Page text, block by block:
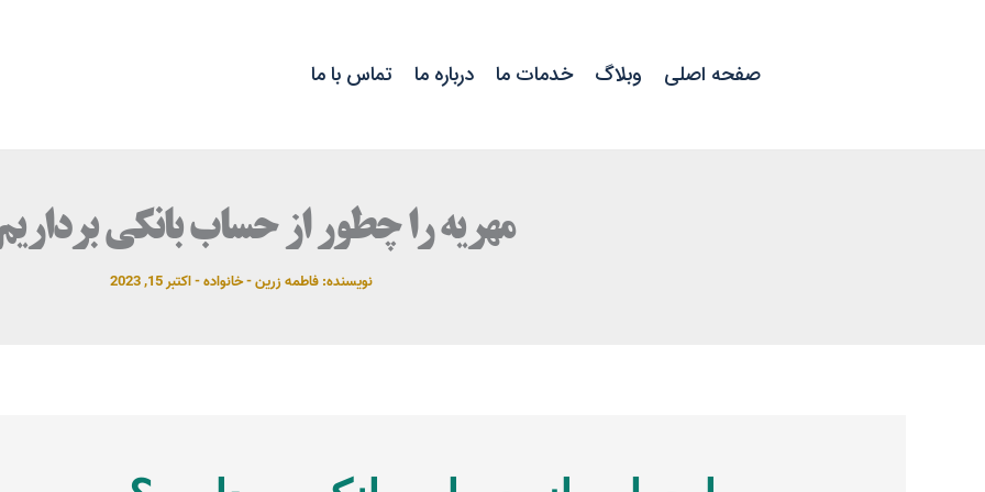
صفحه اصلی وبلاگ خدمات ما درباره ما تماس با ما
مهریه را چطور از حساب بانکی
نویسنده: فاطمه زرین-خانواده-اکتبر 15, 2023